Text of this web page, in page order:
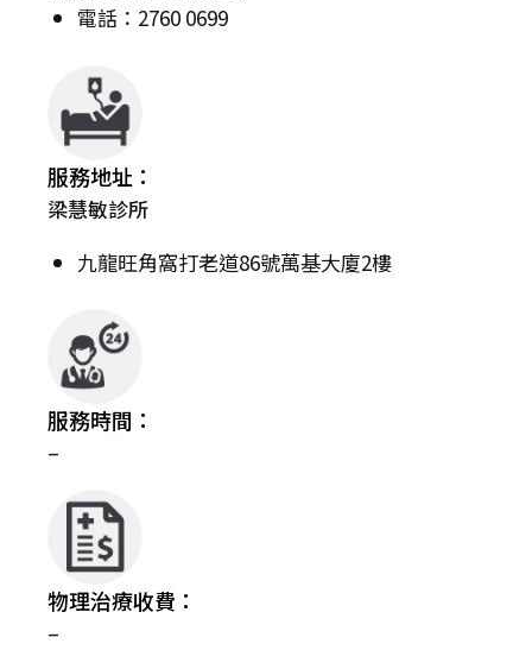
電話：2760 0699
服務地址：
梁慧敏診所
九龍旺角窩打老道86號萬基大廈2樓
服務時間：
–
物理治療收費：
–